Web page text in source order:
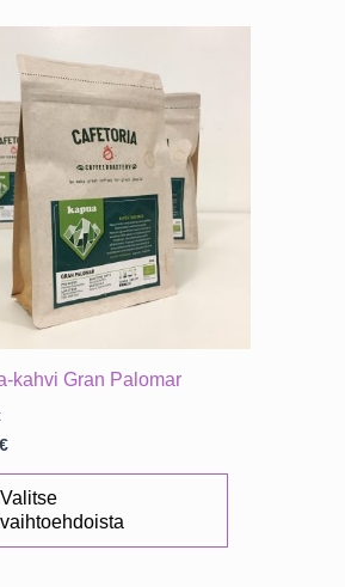
kahvi Gran Palomar
€
Valitse
vaihtoehdoista
Tällä